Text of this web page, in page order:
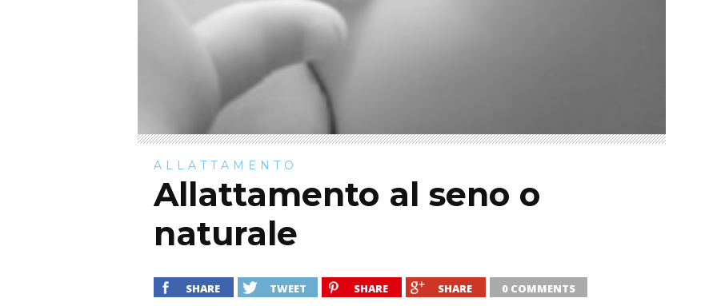
ALLATTAMENTO
Allattamento al seno o
naturale
SHARE TWEET SHARE SHARE 0 COMMENTS